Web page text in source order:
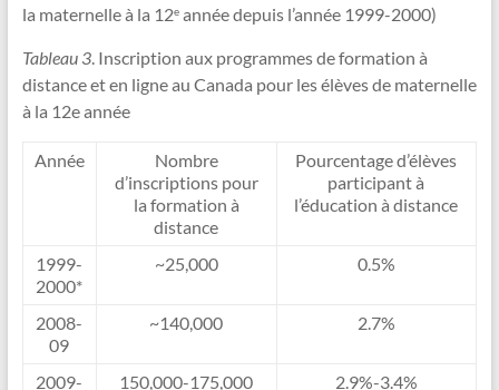
la maternelle à la 12eannée depuis l’année 1999-2000)
Tableau 3. Inscription aux programmes de formation à
distance et en ligne au Canada pour les élèves de maternelle
à la 12e année
Année
Nombre
d’inscriptions pour
la formation à
distance
Pourcentage d’élèves
participant à
l’éducation à distance
1999-
2000*
~25,000 0.5%
2008-
09
~140,000 2.7%
2009- 150,000-175,000 2.9%-3.4%